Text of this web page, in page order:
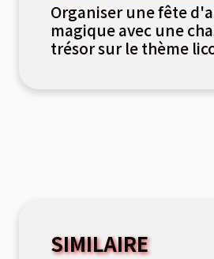
Organiser une fête
magique avec une
trésor sur le thème
SIMILAIRE